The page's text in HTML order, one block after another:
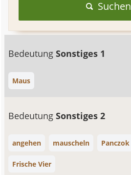
Suchen
BedeutungSonstiges 1
Maus
BedeutungSonstiges 2
angehen mauscheln Panczok
Frische Vier